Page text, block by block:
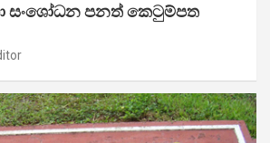
සංශෝධන පනත් කෙටුම්පත